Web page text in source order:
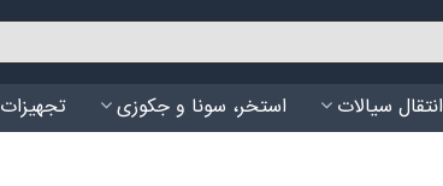
انتقال سیالات استخر، سونا و جکوزی